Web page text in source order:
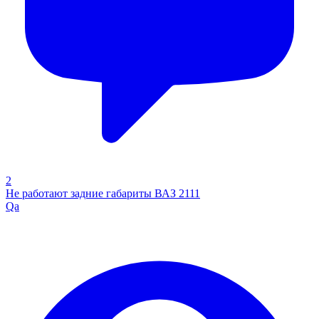
2
Не работают задние габариты ВАЗ 2111
Qa